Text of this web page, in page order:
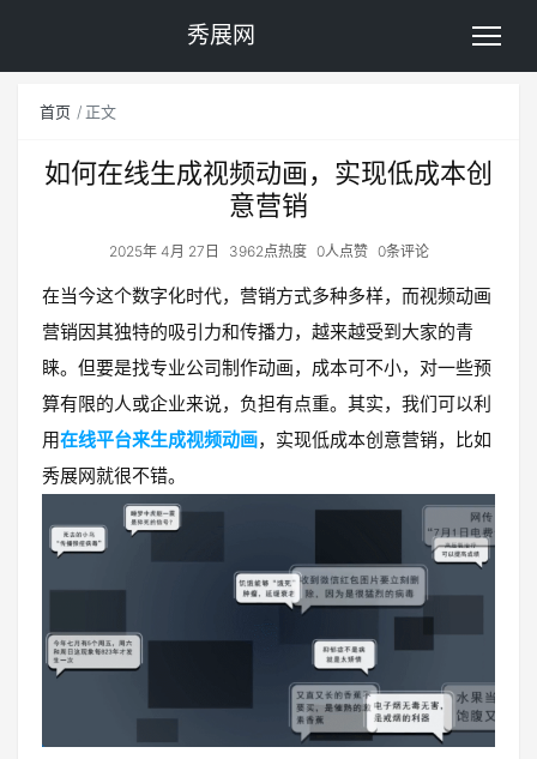
秀展网
首页 正文
如何在线生成视频动画，实现低成本创
意营销
2025年 4月 27日 3962点热度 0人点赞 0条评论
在当今这个数字化时代，营销方式多种多样，而视频动画
营销因其独特的吸引力和传播力，越来越受到大家的青
睐。但要是找专业公司制作动画，成本可不小，对一些预
算有限的人或企业来说，负担有点重。其实，我们可以利
用在线平台来生成视频动画，实现低成本创意营销，比如
秀展网就很不错。